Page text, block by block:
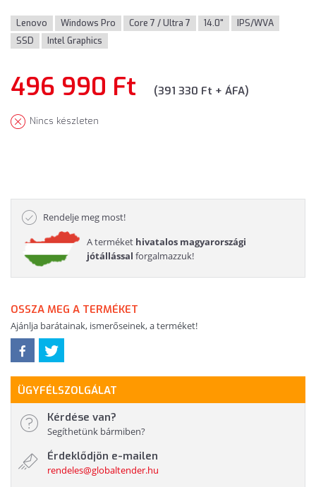
Lenovo Windows Pro Core 7 / Ultra 7 14.0"
IPS/WVA
SSD
Intel Graphics
496 990 Ft (391 330 Ft + ÁFA)
Nincs készleten
Rendelje meg most!
A terméket hivatalos magyarországi
jótállással forgalmazzuk!
OSSZA MEG A TERMÉKET
Ajánlja barátainak, ismerőseinek, a terméket!
ÜGYFÉLSZOLGÁLAT
Kérdése van?
Segíthetünk bármiben?
Érdeklődjön e-mailen
rendeles@globaltender.hu